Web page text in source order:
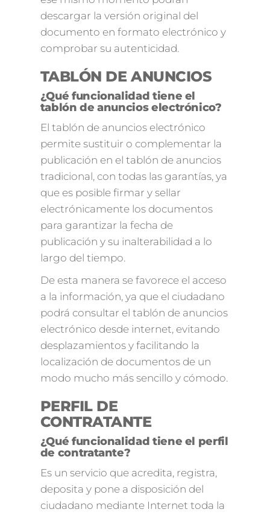
descargar la versión original del
documento en formato electrónico y
comprobar su autenticidad.
TABLÓN DE ANUNCIOS
¿Qué funcionalidad tiene el
tablón de anuncios electrónico?
El tablón de anuncios electrónico
permite sustituir o complementar la
publicación en el tablón de anuncios
tradicional, con todas las garantías, ya
que es posible firmar y sellar
electrónicamente los documentos
para garantizar la fecha de
publicación y su inalterabilidad a lo
largo del tiempo.
De esta manera se favorece el acceso
a la información, ya que el ciudadano
podrá consultar el tablón de anuncios
electrónico desde internet, evitando
desplazamientos y facilitando la
localización de documentos de un
modo mucho más sencillo y cómodo.
PERFIL DE
CONTRATANTE
¿Qué funcionalidad tiene el perfil
de contratante?
Es un servicio que acredita, registra,
deposita y pone a disposición del
ciudadano mediante Internet toda la